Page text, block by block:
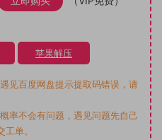
苹果解压
见百度网盘提示提取码错误，请
率不会有问题，遇见问题先自己
单。